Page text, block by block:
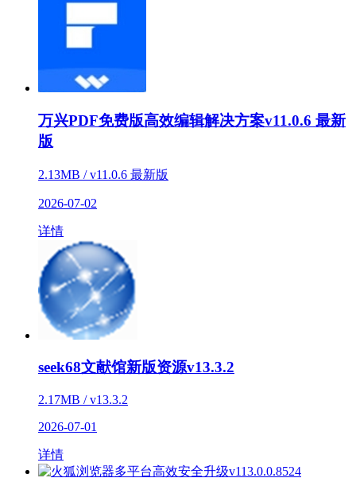
万兴PDF免费版高效编辑解决方案v11.0.6 最新
版
2.13MB / v11.0.6 最新版
2026-07-02
详情
seek68文献馆新版资源v13.3.2
2.17MB / v13.3.2
2026-07-01
详情